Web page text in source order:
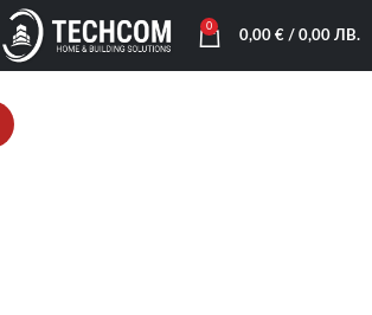
0
0,00 €/ 0,00 ЛВ.